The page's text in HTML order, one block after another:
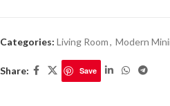
Categories: Living Room, Modern
Share: Save